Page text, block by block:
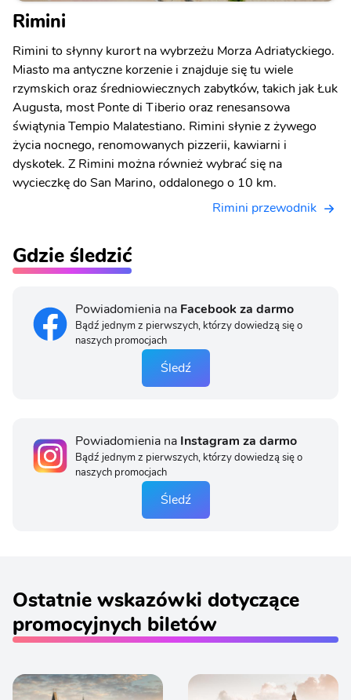
Rimini
Rimini to słynny kurort na wybrzeżu Morza Adriatyckiego.
Miasto ma antyczne korzenie i znajduje się tu wiele
rzymskich oraz średniowiecznych zabytków, takich jak Łuk
Augusta, most Ponte di Tiberio oraz renesansowa
świątynia Tempio Malatestiano. Rimini słynie z żywego
życia nocnego, renomowanych pizzerii, kawiarni i
dyskotek. Z Rimini można również wybrać się na
wycieczkę do San Marino, oddalonego o 10 km.
Rimini przewodnik
Gdzie śledzić
Powiadomienia na Facebook za darmo
Bądź jednym z pierwszych, którzy dowiedzą się o
naszych promocjach
Śledź
Powiadomienia na Instagram za darmo
Bądź jednym z pierwszych, którzy dowiedzą się o
naszych promocjach
Śledź
Ostatnie wskazówki dotyczące
promocyjnych biletów